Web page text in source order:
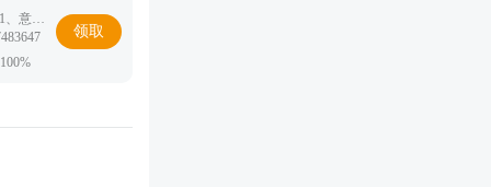
高级材料自选箱I*1、意志丹*50，30元充值卡*1
领取